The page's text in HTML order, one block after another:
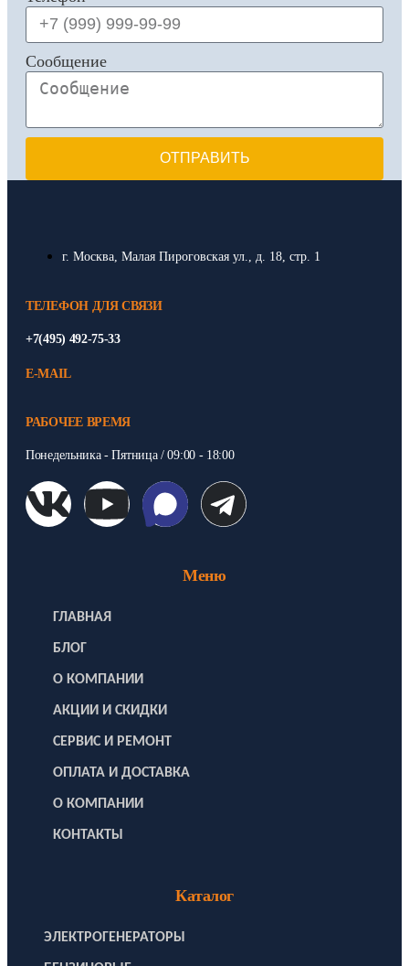
Сообщение
ОТПРАВИТЬ
г. Москва, Малая Пироговская ул., д. 18, стр. 1
ТЕЛЕФОН ДЛЯ СВЯЗИ
+7(495) 492-75-33
E-MAIL
РАБОЧЕЕ ВРЕМЯ
Понедельника - Пятница / 09:00 - 18:00
Меню
ГЛАВНАЯ
БЛОГ
О КОМПАНИИ
АКЦИИ И СКИДКИ
СЕРВИС И РЕМОНТ
ОПЛАТА И ДОСТАВКА
О КОМПАНИИ
КОНТАКТЫ
Каталог
ЭЛЕКТРОГЕНЕРАТОРЫ